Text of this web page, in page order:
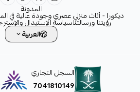
المدونة
ديكورا - أثاث منزلي عصري وجودة عالية في
رؤيتنا ورسالتناسياسة الإستبدال
العربية
السجل التجاري
7041810149